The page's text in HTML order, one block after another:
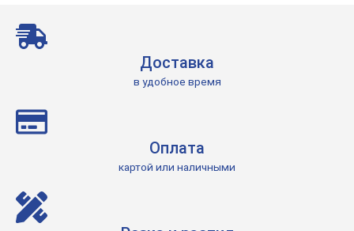
Доставка
в удобное время
Оплата
картой или наличными